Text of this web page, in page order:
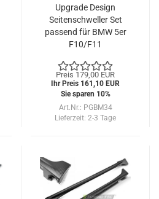
Upgrade Design
Seitenschweller Set
passend für BMW 5er
F10/F11
16
Preis 179,00 EUR
Ihr Preis 161,10 EUR
Sie sparen 10%
Art.Nr.: PGBM34
Lieferzeit: 2-3 Tage